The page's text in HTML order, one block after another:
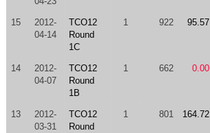
15
2012-
04-14
TCO12
Round
1C
1 922 95.57
14
2012-
04-07
TCO12
Round
1B
1 662 0.00
13
2012-
03-31
TCO12
Round
1 801 164.72